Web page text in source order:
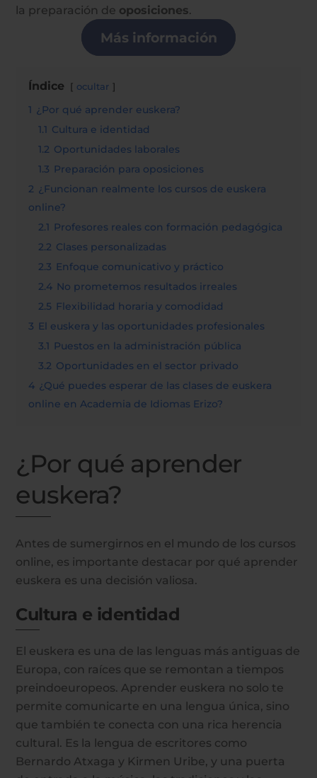
la preparación de oposiciones.
Más información
Índice ocultar
1 ¿Por qué aprender euskera?
1.1 Cultura e identidad
1.2 Oportunidades laborales
1.3 Preparación para oposiciones
2 ¿Funcionan realmente los cursos de euskera
online?
2.1 Profesores reales con formación pedagógica
2.2 Clases personalizadas
2.3 Enfoque comunicativo y práctico
2.4 No prometemos resultados irreales
2.5 Flexibilidad horaria y comodidad
3 El euskera y las oportunidades profesionales
3.1 Puestos en la administración pública
3.2 Oportunidades en el sector privado
4 ¿Qué puedes esperar de las clases de euskera
online en Academia de Idiomas Erizo?
¿Por qué aprender
euskera?
Antes de sumergirnos en el mundo de los cursos
online, es importante destacar por qué aprender
euskera es una decisión valiosa.
Cultura e identidad
El euskera es una de las lenguas más antiguas de
Europa, con raíces que se remontan a tiempos
preindoeuropeos. Aprender euskera no solo te
permite comunicarte en una lengua única, sino
que también te conecta con una rica herencia
cultural. Es la lengua de escritores como
Bernardo Atxaga y Kirmen Uribe, y una puerta